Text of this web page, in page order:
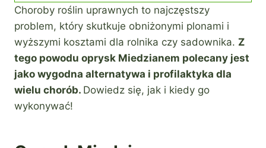
Choroby roślin uprawnych to najczęstszy
problem, który skutkuje obniżonymi plonami i
wyższymi kosztami dla rolnika czy sadownika. Z
tego powodu oprysk Miedzianem polecany jest
jako wygodna alternatywa i profilaktyka dla
wielu chorób. Dowiedz się, jak i kiedy go
wykonywać!